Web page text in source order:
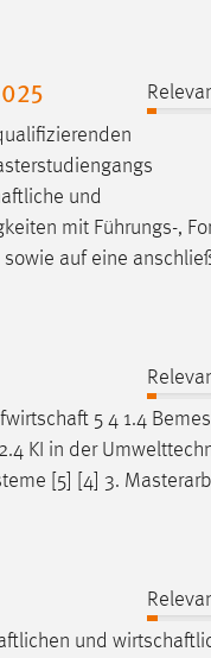
und
mit Führungs-,
sowie auf eine
5 4 1.4
KI in der
[5] [4] 3.
und